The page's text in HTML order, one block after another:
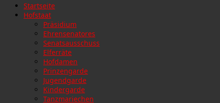
Zum
Inhalt
Startseite
Hofstaat
Präsidium
Ehrensenatores
Senatsausschuss
Elferräte
Hofdamen
Prinzengarde
Jugendgarde
Kindergarde
Tanzmariechen